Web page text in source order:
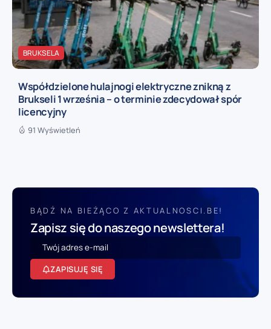
BRUKSELA
Współdzielone hulajnogi elektryczne znikną z
Brukseli 1 września – o terminie zdecydował spór
licencyjny
91 Wyświetleń
BĄDŹ NA BIEŻĄCO Z AKTUALNOSCI.BE!
Zapisz się do naszego newslettera!
ZAPISUJĘ SIĘ